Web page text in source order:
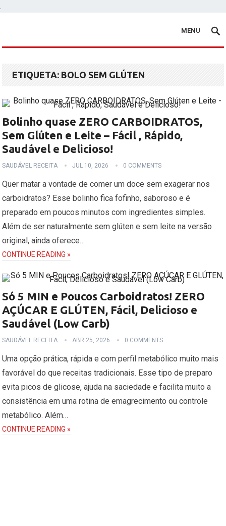
.
MENU
ETIQUETA: BOLO SEM GLÚTEN
Bolinho quase ZERO CARBOIDRATOS,
Sem Glúten e Leite – Fácil , Rápido,
Saudável e Delicioso!
SAUDÁVEL RECEITA JUL 10, 2026 0 COMMENTS
Quer matar a vontade de comer um doce sem exagerar nos
carboidratos? Esse bolinho fica fofinho, saboroso e é
preparado em poucos minutos com ingredientes simples.
Além de ser naturalmente sem glúten e sem leite na versão
original, ainda oferece…
CONTINUE READING »
Só 5 MIN e Poucos Carboidratos! ZERO
AÇÚCAR E GLÚTEN, Fácil, Delicioso e
Saudável (Low Carb)
SAUDÁVEL RECEITA ABR 25, 2026 0 COMMENTS
Uma opção prática, rápida e com perfil metabólico muito mais
favorável do que receitas tradicionais. Esse tipo de preparo
evita picos de glicose, ajuda na saciedade e facilita muito a
consistência em uma rotina de emagrecimento ou controle
metabólico. Além…
CONTINUE READING »